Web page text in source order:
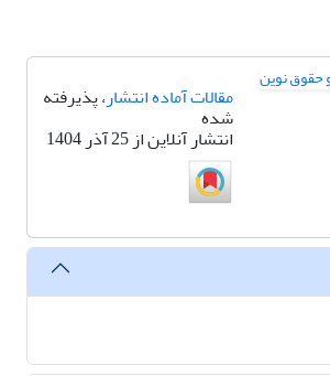
مقالات آماده انتشار، پذیرفته
شده
انتشار آنلاین از 25 آذر 1404